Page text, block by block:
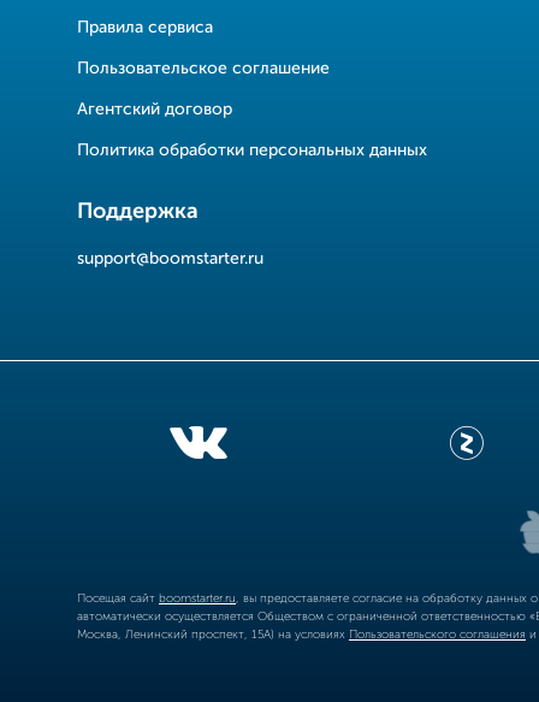
Правила сервиса
Пользовательское соглашение
Агентский договор
Политика обработки персональных данных
Поддержка
support@boomstarter.ru
Посещая сайт boomstarter.ru , вы предоставляете согласие на обработку
автоматически осуществляется Обществом с ограниченной
Москва, Ленинский проспект, 15А) на условиях Пользовательского соглашения и